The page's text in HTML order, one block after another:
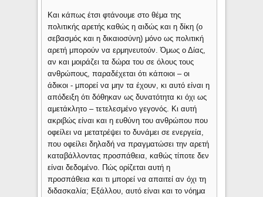
Και κάπως έτσι φτάνουμε στο θέμα της
πολιτικής αρετής καθώς η αιδώς και η δίκη (ο
σεβασμός και η δικαιοσύνη) μόνο ως πολιτική
αρετή μπορούν να ερμηνευτούν. Όμως ο Δίας,
αν και μοιράζει τα δώρα του σε όλους τους
ανθρώπους, παραδέχεται ότι κάποιοι – οι
άδικοι - μπορεί να μην τα έχουν, κι αυτό είναι η
απόδειξη ότι δόθηκαν ως δυνατότητα κι όχι ως
αμετάκλητο – τετελεσμένο γεγονός. Κι αυτή
ακριβώς είναι και η ευθύνη του ανθρώπου που
οφείλει να μετατρέψει το δυνάμει σε ενεργεία,
που οφείλει δηλαδή να πραγματώσει την αρετή
καταβάλλοντας προσπάθεια, καθώς τίποτε δεν
είναι δεδομένο. Πώς ορίζεται αυτή η
προσπάθεια και τι μπορεί να απαιτεί αν όχι τη
διδασκαλία; Εξάλλου, αυτό είναι και το νόημα